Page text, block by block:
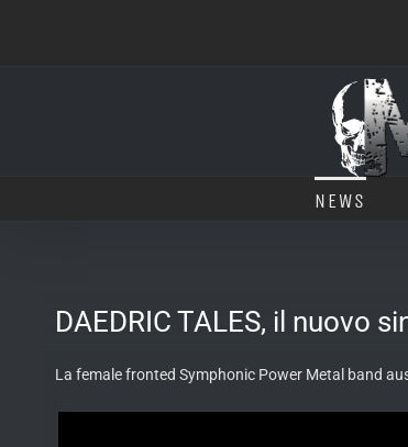
NEWS
DAEDRIC TALES, il nuovo
La female fronted Symphonic Power Metal band